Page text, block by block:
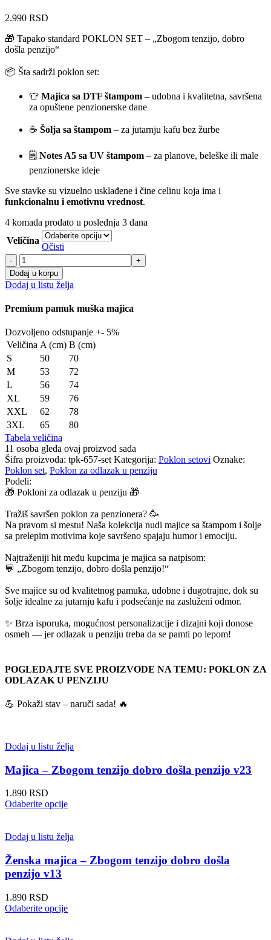
2.990 RSD
🎁 Tapako standard POKLON SET – „Zbogom tenzijo, dobro
došla penzijo“
📦 Šta sadrži poklon set:
👕 Majica sa DTF štampom – udobna i kvalitetna, savršena
za opuštene penzionerske dane
☕ Šolja sa štampom – za jutarnju kafu bez žurbe
🗒️ Notes A5 sa UV štampom – za planove, beleške ili male
penzionerske ideje
Sve stavke su vizuelno usklađene i čine celinu koja ima i
funkcionalnu i emotivnu vrednost.
4 komada prodato u poslednja 3 dana
Veličina
Očisti
Muški
poklon
set
-
Zbogom
tenzijo
došla
penzijo
standard
količina
Dodaj u korpu
Dodaj u listu želja
Premium pamuk muška majica
Dozvoljeno odstupanje +- 5%
Veličina A (cm) B (cm)
S
50
70
M
53
72
L
56
74
XL
59
76
XXL
62
78
3XL
65
80
Tabela veličina
11 osoba gleda ovaj proizvod sada
Šifra proizvoda: tpk-657-setKategorija: Poklon setovi Oznake:
Poklon set, Poklon za odlazak u penziju
Podeli:
🎁 Pokloni za odlazak u penziju 🎁
Tražiš savršen poklon za penzionera? 🥳
Na pravom si mestu! Naša kolekcija nudi majice sa štampom i šolje
sa prelepim motivima koje savršeno spajaju humor i emociju.
Najtraženiji hit među kupcima je majica sa natpisom:
💬 „Zbogom tenzijo, dobro došla penzijo!“
Sve majice su od kvalitetnog pamuka, udobne i dugotrajne, dok su
šolje idealne za jutarnju kafu i podsećanje na zasluženi odmor.
✨ Brza isporuka, mogućnost personalizacije i dizajni koji donose
osmeh — jer odlazak u penziju treba da se pamti po lepom!
POGLEDAJTE SVE PROIZVODE NA TEMU: POKLON ZA
ODLAZAK U PENZIJU
💪 Pokaži stav – naruči sada! 🔥
Dodaj u listu želja
Majica – Zbogom tenzijo dobro došla penzijo v23
1.890 RSD
Odaberite opcijeOvaj
više
Opcije
mogu
stranici
Dodaj u listu želja
Ženska majica – Zbogom tenzijo dobro došla
penzijo v13
1.890 RSD
Odaberite opcijeOvaj